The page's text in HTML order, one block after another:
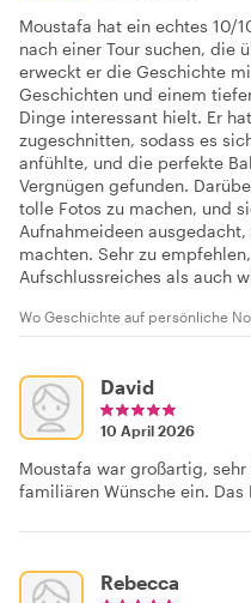
Moustafa hat ein echtes 10/
nach einer Tour suchen, die
erweckt er die Geschichte
Geschichten und einem
Dinge interessant hielt. Er
zugeschnitten, sodass es
anfühlte, und die perfekte
Vergnügen gefunden.
tolle Fotos zu machen, und
Aufnahmeideen
machten. Sehr zu
Aufschlussreiches als auch
Wo Geschichte auf persönliche
David
10 April 2026
Moustafa war großartig,
familiären Wünsche ein. Das
Rebecca